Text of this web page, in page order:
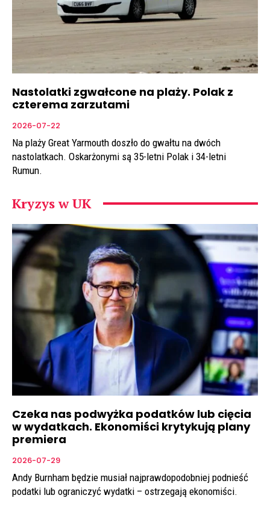
Nastolatki zgwałcone na plaży. Polak z
czterema zarzutami
2026-07-22
Na plaży Great Yarmouth doszło do gwałtu na dwóch
nastolatkach. Oskarżonymi są 35-letni Polak i 34-letni
Rumun.
Kryzys w UK
Czeka nas podwyżka podatków lub cięcia
w wydatkach. Ekonomiści krytykują plany
premiera
2026-07-29
Andy Burnham będzie musiał najprawdopodobniej podnieść
podatki lub ograniczyć wydatki – ostrzegają ekonomiści.